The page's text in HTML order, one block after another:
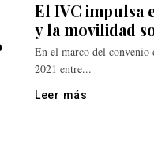
El IVC impulsa
y la movilidad
En el marco del convenio
2021 entre...
Leer más